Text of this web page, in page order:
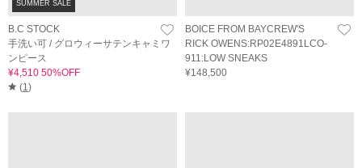
SUMMER SALE
B.C STOCK
手洗い可 / グロウィーサテンキャミワ
ンピース
¥4,510 50%OFF
(1 )
BOICE FROM BAYCREW'S
RICK OWENS:RP02E4891LCO-
911:LOW SNEAKS
¥148,500